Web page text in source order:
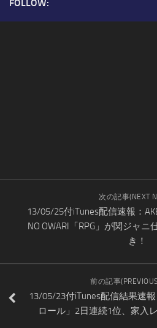
FOLLOW:
次の記事(NEXT
13/05/25付iTunes配信速報：
NO OWARI「RPG」が関ジャ
き！
前の記事
13/05/23付iTunes配信結果速
ロール」2日連続1位、家入